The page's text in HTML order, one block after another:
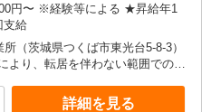
円〜 ※経験等による ★昇給年1
支給
（茨城県つくば市東光台5-8-3）
より、転居を伴わない範囲での転
）など
詳細を見る